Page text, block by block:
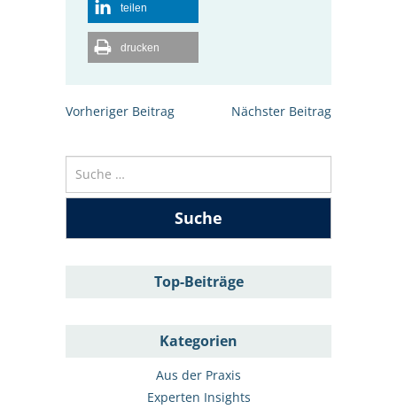
teilen
drucken
Beitrags-
Navigation
Vorheriger Beitrag Nächster Beitrag
Top-Beiträge
Kategorien
Aus der Praxis
Experten Insights